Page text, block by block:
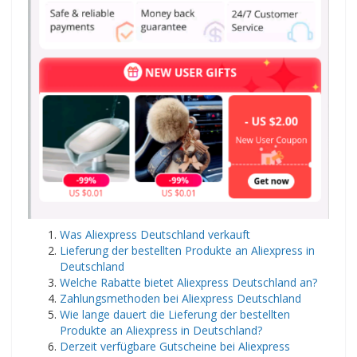
Was Aliexpress Deutschland verkauft
Lieferung der bestellten Produkte an Aliexpress in
Deutschland
Welche Rabatte bietet Aliexpress Deutschland an?
Zahlungsmethoden bei Aliexpress Deutschland
Wie lange dauert die Lieferung der bestellten
Produkte an Aliexpress in Deutschland?
Derzeit verfügbare Gutscheine bei Aliexpress